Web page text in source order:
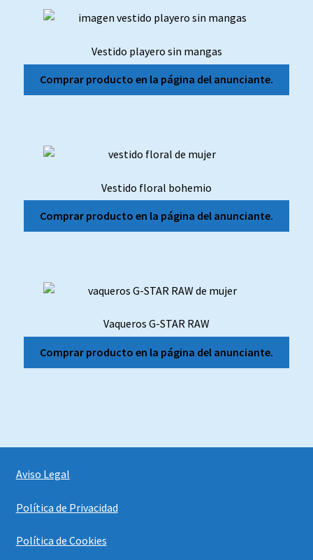
Vestido playero sin mangas
Comprar producto en la página del anunciante.
Vestido floral bohemio
Comprar producto en la página del anunciante.
Vaqueros G-STAR RAW
Comprar producto en la página del anunciante.
Aviso Legal
Política de Privacidad
Política de Cookies